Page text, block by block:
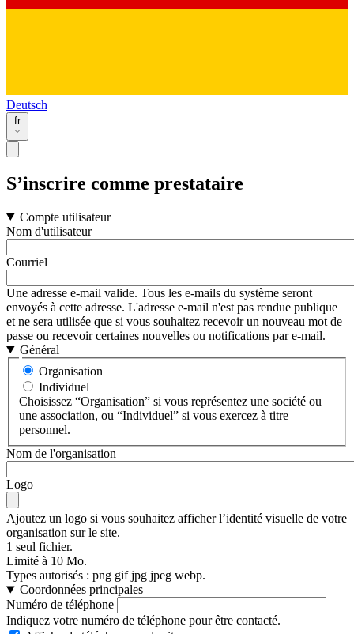
Deutsch
fr
S’inscrire comme prestataire
Compte utilisateur
Nom d'utilisateur
Courriel
Une adresse e-mail valide. Tous les e-mails du système seront
envoyés à cette adresse. L'adresse e-mail n'est pas rendue publique
et ne sera utilisée que si vous souhaitez recevoir un nouveau mot de
passe ou recevoir certaines nouvelles ou notifications par e-mail.
Général
Organisation
Individuel
Choisissez “Organisation” si vous représentez une société ou
une association, ou “Individuel” si vous exercez à titre
personnel.
Nom de l'organisation
Logo
Ajoutez un logo si vous souhaitez afficher l’identité visuelle de votre
organisation sur le site.
1 seul fichier.
Limité à 10 Mo.
Types autorisés : png gif jpg jpeg webp.
Coordonnées principales
Numéro de téléphone
Indiquez votre numéro de téléphone pour être contacté.